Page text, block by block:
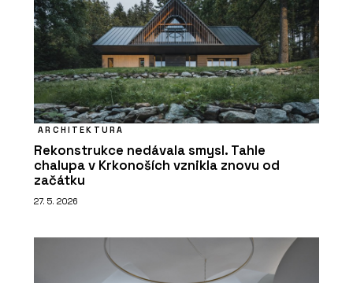
ARCHITEKTURA
Rekonstrukce nedávala smysl. Tahle
chalupa v Krkonoších vznikla znovu od
začátku
27. 5. 2026